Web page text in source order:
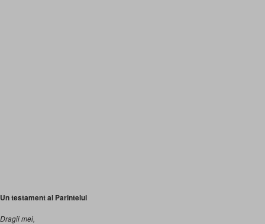
Un testament al Parintelui
Dragii mei,